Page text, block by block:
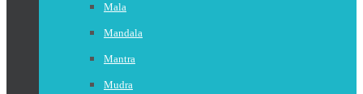
Mala
Mandala
Mantra
Mudra